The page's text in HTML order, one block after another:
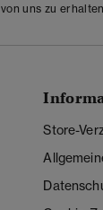
von uns zu
Store-